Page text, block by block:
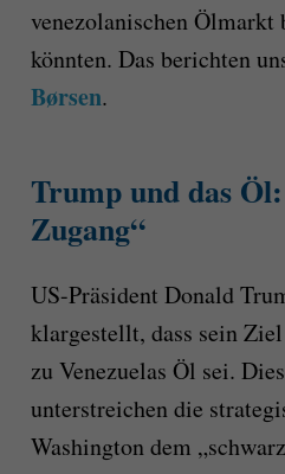
venezolanischen Ölmarkt
könnten. Das berichten
Børsen.
Trump und das
Zugang“
US-Präsident Donald
klargestellt, dass sein
zu Venezuelas Öl sei.
unterstreichen die
Washington dem